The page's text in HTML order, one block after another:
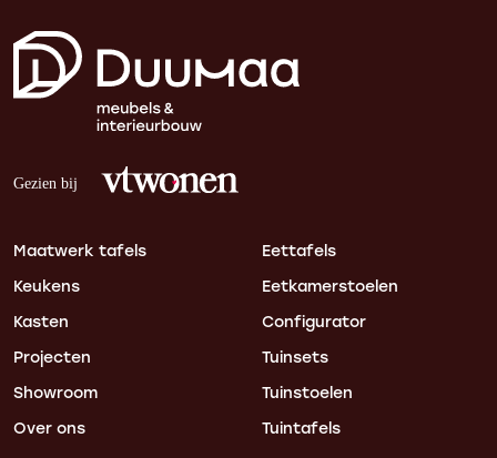
Maatwerk tafels
Keukens
Kasten
Projecten
Showroom
Over ons
Eettafels
Eetkamerstoelen
Configurator
Tuinsets
Tuinstoelen
Tuintafels